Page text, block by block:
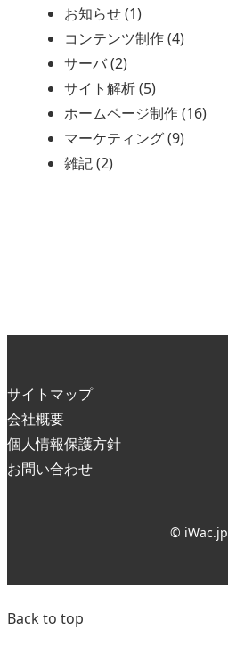
お知らせ (1)
コンテンツ制作 (4)
サーバ (2)
サイト解析 (5)
ホームページ制作 (16)
マーケティング (9)
雑記 (2)
サイトマップ
会社概要
個人情報保護方針
お問い合わせ
© iWac.jp
Back to top